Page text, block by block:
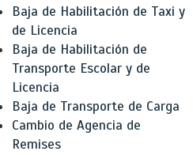
Baja de Habilitación de Taxi y
de Licencia
Baja de Habilitación de
Transporte Escolar y de
Licencia
Baja de Transporte de Carga
Cambio de Agencia de
Remises